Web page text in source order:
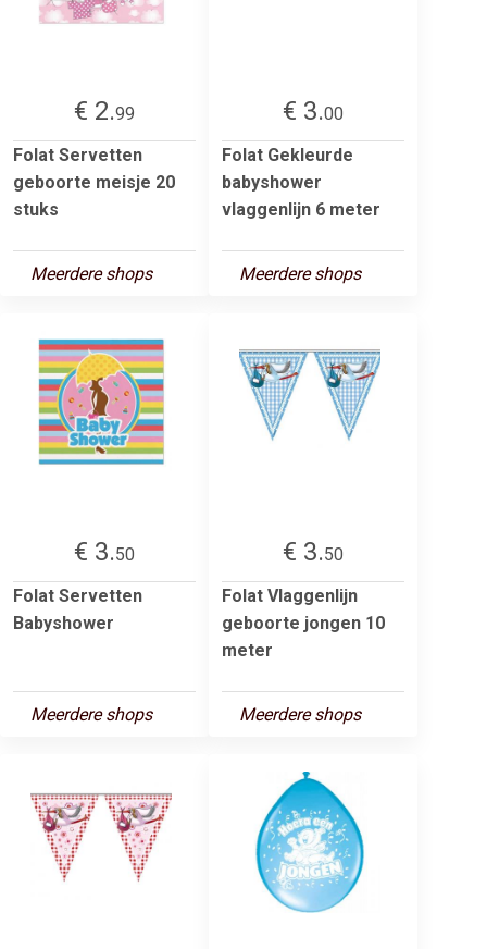
€ 2.99
Folat Servetten
geboorte meisje 20
stuks
Meerdere shops
€ 3.00
Folat Gekleurde
babyshower
vlaggenlijn 6 meter
Meerdere shops
€ 3.50
Folat Servetten
Babyshower
Meerdere shops
€ 3.50
Folat Vlaggenlijn
geboorte jongen 10
meter
Meerdere shops